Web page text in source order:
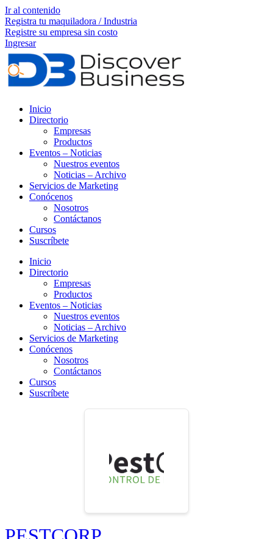
Ir al contenido
Registra tu maquiladora / Industria
Registre su empresa sin costo
Ingresar
Inicio
Directorio
Empresas
Productos
Eventos – Noticias
Nuestros eventos
Noticias – Archivo
Servicios de Marketing
Conócenos
Nosotros
Contáctanos
Cursos
Suscríbete
Inicio
Directorio
Empresas
Productos
Eventos – Noticias
Nuestros eventos
Noticias – Archivo
Servicios de Marketing
Conócenos
Nosotros
Contáctanos
Cursos
Suscríbete